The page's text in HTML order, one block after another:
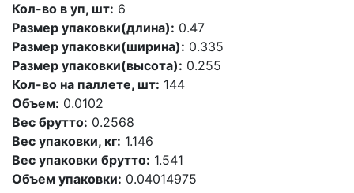
Кол-во в уп, шт: 6
Размер упаковки(длина): 0.47
Размер упаковки(ширина): 0.335
Размер упаковки(высота): 0.255
Кол-во на паллете, шт: 144
Объем: 0.0102
Вес брутто: 0.2568
Вес упаковки, кг: 1.146
Вес упаковки брутто: 1.541
Объем упаковки: 0.04014975